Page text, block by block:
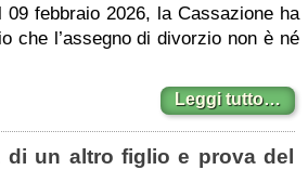
09 febbraio 2026, la Cassazione ha
che l’assegno di divorzio non è né
Leggi tutto…
di un altro figlio e prova del